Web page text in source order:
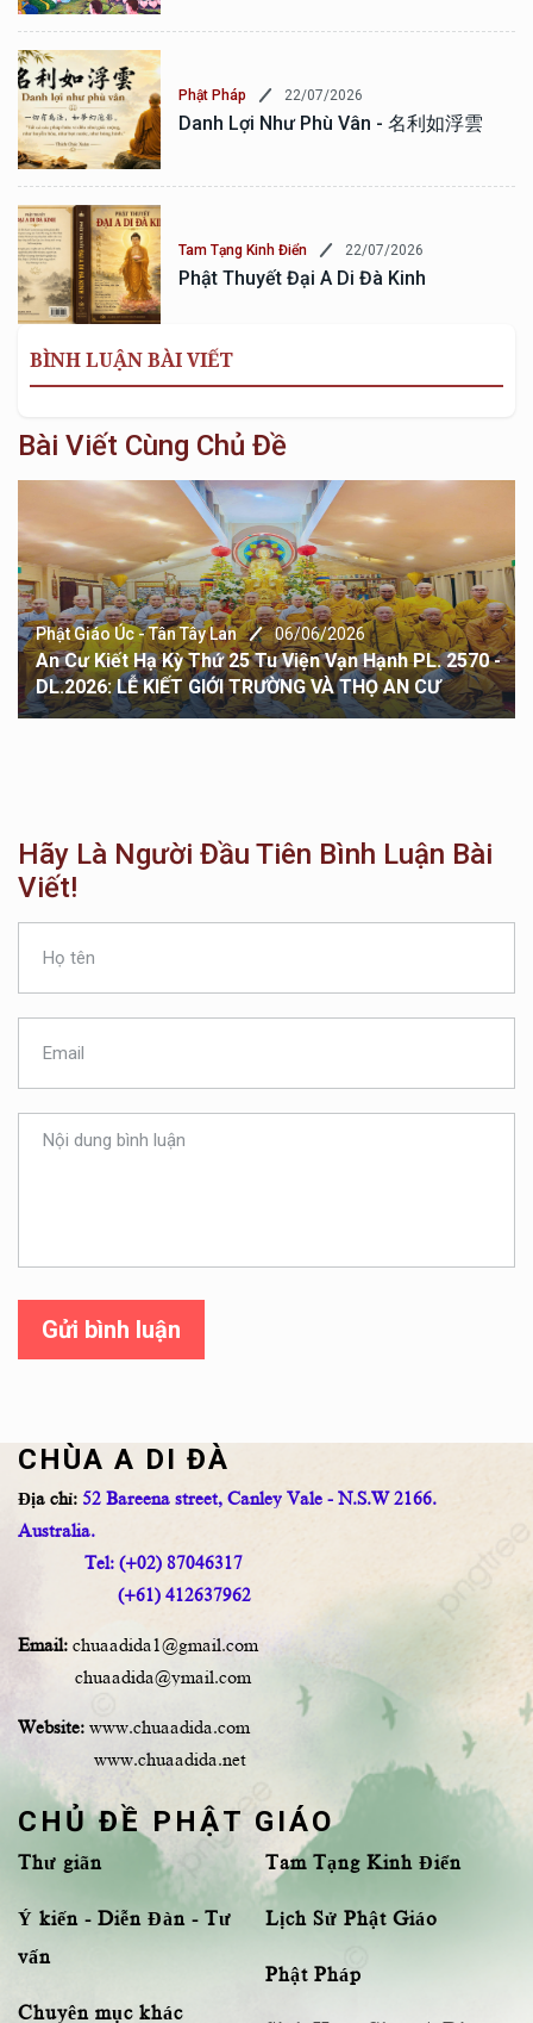
Phật Pháp 22/07/2026
Danh Lợi Như Phù Vân - 名利如浮雲
Tam Tạng Kinh Điển 22/07/2026
Phật Thuyết Đại A Di Đà Kinh
BÌNH LUẬN BÀI VIẾT
Bài Viết Cùng Chủ Đề
Phật Giáo Úc - Tân Tây Lan 06/06/2026
An Cư Kiết Hạ Kỳ Thứ 25 Tu Viện Vạn Hạnh PL. 2570 -
DL.2026: LỄ KIẾT GIỚI TRƯỜNG VÀ THỌ AN CƯ
Hãy Là Người Đầu Tiên Bình Luận Bài
Viết!
Gửi bình luận
CHÙA A DI ĐÀ
Địa chỉ: 52 Bareena street, Canley Vale - N.S.W 2166.
Australia.
Tel: (+02) 87046317
(+61) 412637962
Email: chuaadida1@gmail.com
chuaadida@ymail.com
Website: www.chuaadida.com
www.chuaadida.net
CHỦ ĐỀ PHẬT GIÁO
Thư giãn
Ý kiến - Diễn Đàn - Tư
vấn
Chuyên mục khác
Tam Tạng Kinh Điển
Lịch Sử Phật Giáo
Phật Pháp